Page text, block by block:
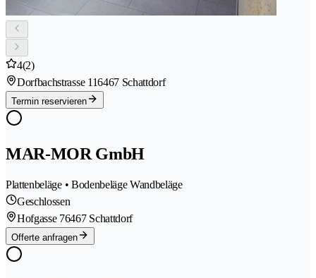
4(2)
Dorfbachstrasse 116467 Schattdorf
Termin reservieren
MAR-MOR GmbH
Plattenbeläge • Bodenbeläge Wandbeläge
Geschlossen
Hofgasse 76467 Schattdorf
Offerte anfragen